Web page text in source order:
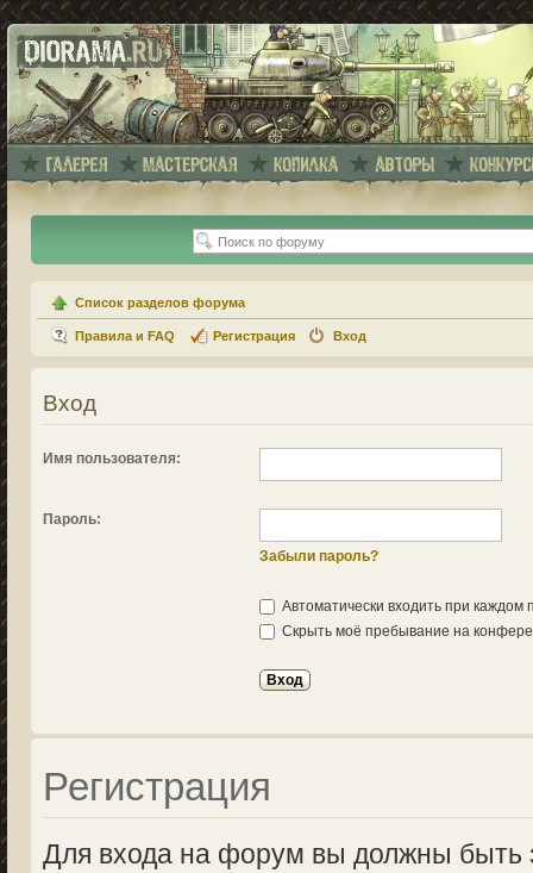
Список разделов форума
Правила и FAQ Регистрация Вход
Вход
Имя пользователя:
Пароль:
Забыли пароль?
Автоматически входить при каждом
Скрыть моё пребывание на
Регистрация
Для входа на форум вы должны быть